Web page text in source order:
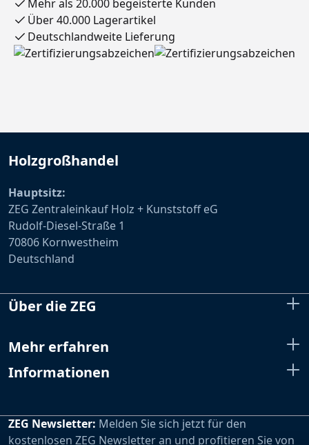
Mehr als 20.000 begeisterte Kunden
Über 40.000 Lagerartikel
Deutschlandweite Lieferung
Holzgroßhandel
Hauptsitz:
ZEG Zentraleinkauf Holz + Kunststoff eG
Rudolf-Diesel-Straße 1
70806 Kornwestheim
Deutschland
Über die ZEG
Mehr erfahren
Informationen
ZEG Newsletter: Melden Sie sich jetzt für den
kostenlosen ZEG Newsletter an und profitieren Sie von